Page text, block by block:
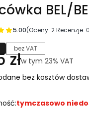
BEL/
5.00(Oceny: 2 Recenzje:
bez VAT
złw tym 23% VAT
w tym 23% VAT
bez kosztów
tymczasowo